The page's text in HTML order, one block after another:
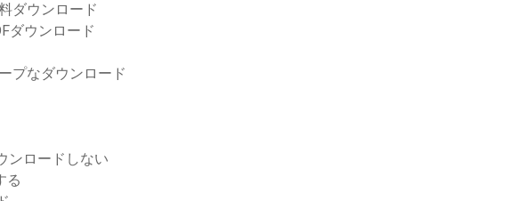
ダウンロード
ダウンロード
プなダウンロード
ンロードしない
る